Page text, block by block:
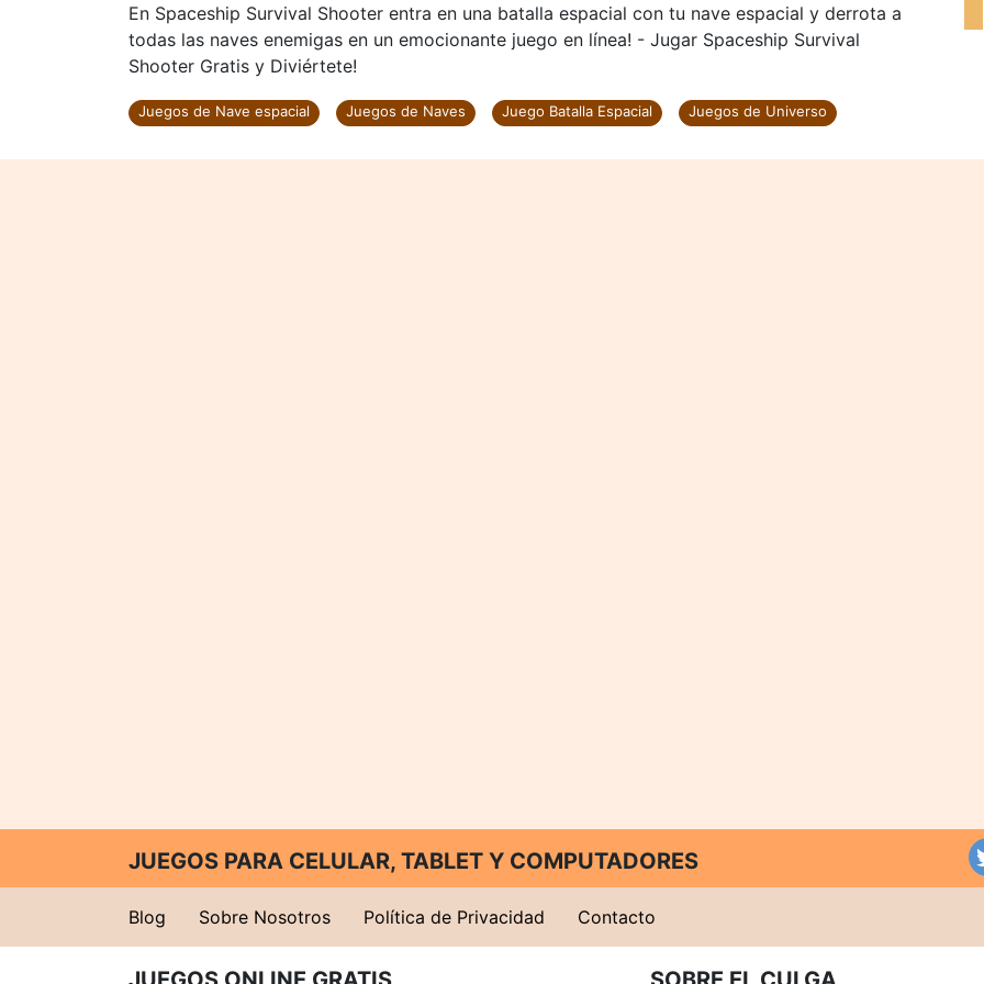
En Spaceship Survival Shooter entra en una batalla espacial con tu nave espacial y derrota a
todas las naves enemigas en un emocionante juego en línea! - Jugar Spaceship Survival
Shooter Gratis y Diviértete!
Juegos de Nave espacial Juegos de Naves Juego Batalla Espacial Juegos de Universo
JUEGOS PARA CELULAR, TABLET Y COMPUTADORES
Blog Sobre Nosotros Política de Privacidad Contacto